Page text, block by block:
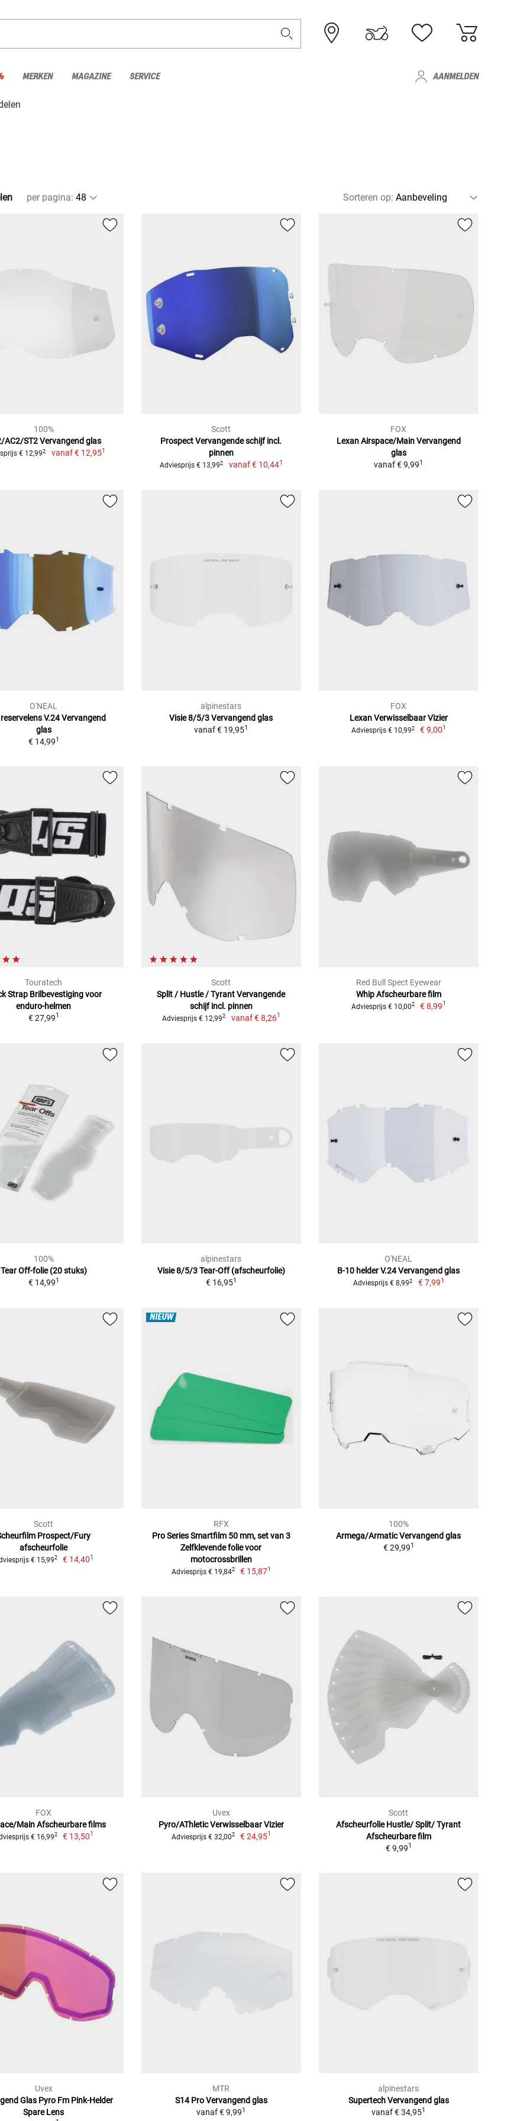
MERKEN MAGAZINE SERVICE AANMELDEN
per pagina: Sorteren op:
100%
AC2/ST2 Vervangend glas
€ 12,992 vanaf€ 12,951
Scott
Prospect Vervangende schijf incl.
pinnen
Adviesprijs € 13,992 vanaf€ 10,441
FOX
Lexan Airspace/Main Vervangend
glas
vanaf€ 9,991
O'NEAL
V.24 Vervangend
glas
€ 14,991
alpinestars
Visie 8/5/3 Vervangend glas
vanaf€ 19,951
FOX
Lexan Verwisselbaar Vizier
Adviesprijs € 10,992 € 9,001
Touratech
Strap Brilbevestiging voor
enduro-helmen
€ 27,991
Scott
Split / Hustle / Tyrant Vervangende
schijf incl. pinnen
Adviesprijs € 12,992 vanaf€ 8,261
Red Bull Spect Eyewear
Whip Afscheurbare film
Adviesprijs € 10,002 € 8,991
100%
Tear Off-folie (20 stuks)
€ 14,991
alpinestars
Visie 8/5/3 Tear-Off (afscheurfolie)
€ 16,951
O'NEAL
B-10 helder V.24 Vervangend glas
Adviesprijs € 8,992 € 7,991
Scott
Prospect/Fury
afscheurfolie
€ 15,992 € 14,401
NIEUW
RFX
Pro Series Smartfilm 50 mm, set van 3
Zelfklevende folie voor
motocrossbrillen
Adviesprijs € 19,842 € 15,871
100%
Armega/Armatic Vervangend glas
€ 29,991
FOX
Main Afscheurbare films
€ 16,992 € 13,501
Uvex
Pyro/AThletic Verwisselbaar Vizier
Adviesprijs € 32,002 € 24,951
Scott
Afscheurfolie Hustle/ Split/ Tyrant
Afscheurbare film
€ 9,991
Uvex
Glas Pyro Fm Pink-Helder
Spare Lens
MTR
S14 Pro Vervangend glas
vanaf€ 9,991
alpinestars
Supertech Vervangend glas
vanaf€ 34,951